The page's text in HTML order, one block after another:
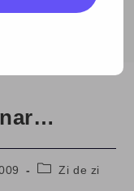
sa fii milionar…
PostZi de zi